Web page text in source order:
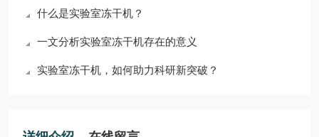
什么是实验室冻干机？
一文分析实验室冻干机存在的意义
实验室冻干机，如何助力科研新突破？